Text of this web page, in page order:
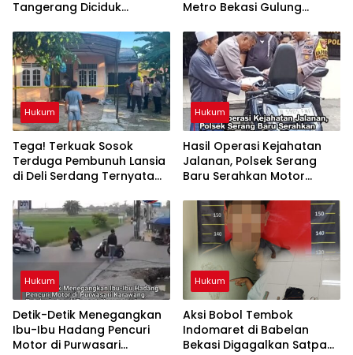
Tangerang Diciduk
Metro Bekasi
Metro Bekasi Gulung
Tramadol
Hukum
Tega! Terkuak Sosok
Terduga Pembunuh Lansia
di Deli Serdang Ternyata
Korban
Hukum
Hasil Operasi Kejahatan
Jalanan, Polsek Serang
Baru Serahkan Motor
Hukum
Detik-Detik Menegangkan
Ibu-Ibu Hadang Pencuri
Motor di Purwasari
Hukum
Aksi Bobol Tembok
Indomaret di Babelan
Bekasi Digagalkan Satpam